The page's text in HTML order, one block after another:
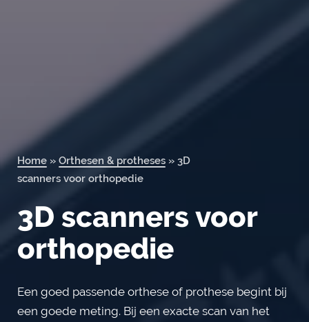
Orderportal
Home » Orthesen & protheses » 3D
scanners voor orthopedie
3D scanners voor
orthopedie
Een goed passende orthese of prothese begint bij
een goede meting. Bij een exacte scan van het